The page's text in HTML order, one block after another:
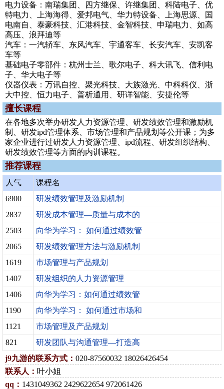
电力设备：南瑞集团、四方继保、许继集团、科陆电子、优
特电力、上海海得、爱邦电气、华力特设备、上海思源、国
电南自、泰豪科技、汇港科技、金智科技、申瑞电力、如高
高压、浪拜迪等
汽车：一汽轿车、东风汽车、宇通客车、长安汽车、安凯客
车等
基础电子零部件：杭州士兰、歌尔电子、科大讯飞、信利电
子、华大电子等
仪器仪表：万讯自控、聚光科技、大族激光、中科科仪、浙
大中控、恒力电子、普析通用、研详智能、安捷伦等
擅长课程
在各地多次举办研发人力资源管理、研发绩效管理和激励机
制、研发ipd管理体系、市场管理和产品规划等公开课；为多
家企业进行过研发人力资源管理、ipd流程、研发组织结构、
研发绩效管理等方面的内训课程。
推荐课程
人气
课程名
6900
研发绩效管理及激励机制
2837
研发成本管理—质量与成本的
2503
向华为学习： 如何通过绩效管
2065
研发绩效管理方法与激励机制
1619
市场管理与产品规划
1407
研发组织的人力资源管理
1406
向华为学习：如何通过绩效管
1190
向华为学习： 如何通过市场和
1121
市场管理及产品规划
821
研发团队与沟通管理—打造高
j9九游的联系方式： 020-87560032 18026426454
联系人： 叶小姐
qq： 1431049362 2429622654 972061426